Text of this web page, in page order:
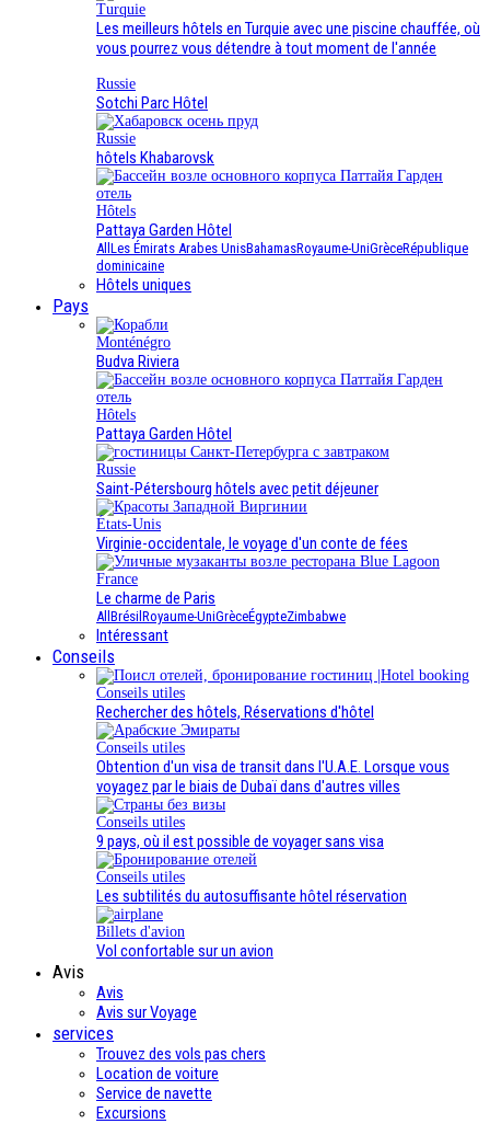
Turquie
Les meilleurs hôtels en Turquie avec une piscine chauffée, où
vous pourrez vous détendre à tout moment de l'année
Russie
Sotchi Parc Hôtel
Russie
hôtels Khabarovsk
Hôtels
Pattaya Garden Hôtel
All Les Émirats Arabes UnisBahamasRoyaume-UniGrèceRépublique
dominicaine
Hôtels uniques
Pays
Monténégro
Budva Riviera
Hôtels
Pattaya Garden Hôtel
Russie
Saint-Pétersbourg hôtels avec petit déjeuner
États-Unis
Virginie-occidentale, le voyage d'un conte de fées
France
Le charme de Paris
All Brésil Royaume-UniGrèceÉgypteZimbabwe
Intéressant
Conseils
Conseils utiles
Rechercher des hôtels, Réservations d'hôtel
Conseils utiles
Obtention d'un visa de transit dans l'U.A.E. Lorsque vous
voyagez par le biais de Dubaï dans d'autres villes
Conseils utiles
9 pays, où il est possible de voyager sans visa
Conseils utiles
Les subtilités du autosuffisante hôtel réservation
Billets d'avion
Vol confortable sur un avion
Avis
Avis
Avis sur Voyage
services
Trouvez des vols pas chers
Location de voiture
Service de navette
Excursions